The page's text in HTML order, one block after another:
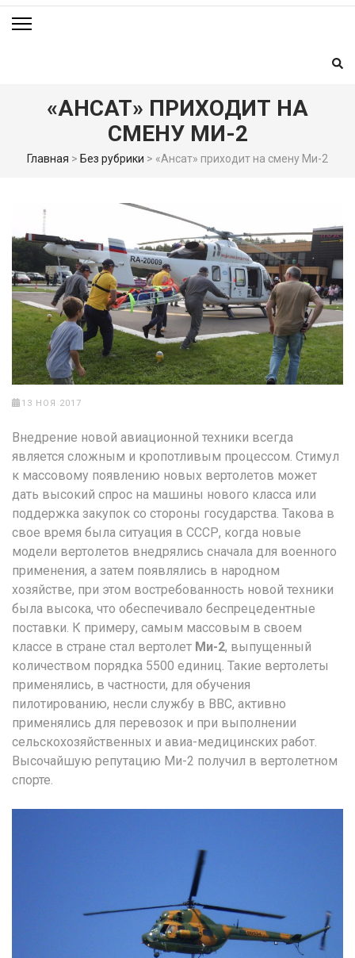
«АНСАТ» ПРИХОДИТ НА
СМЕНУ МИ-2
Главная > Без рубрики > «Ансат» приходит на смену Ми-2
13 НОЯ 2017
Внедрение новой авиационной техники всегда
является сложным и кропотливым процессом. Стимул
к массовому появлению новых вертолетов может
дать высокий спрос на машины нового класса или
поддержка закупок со стороны государства. Такова в
свое время была ситуация в СССР, когда новые
модели вертолетов внедрялись сначала для военного
применения, а затем появлялись в народном
хозяйстве, при этом востребованность новой техники
была высока, что обеспечивало беспрецедентные
поставки. К примеру, самым массовым в своем
классе в стране стал вертолет Ми-2, выпущенный
количеством порядка 5500 единиц. Такие вертолеты
применялись, в частности, для обучения
пилотированию, несли службу в ВВС, активно
применялись для перевозок и при выполнении
сельскохозяйственных и авиа-медицинских работ.
Высочайшую репутацию Ми-2 получил в вертолетном
спорте.